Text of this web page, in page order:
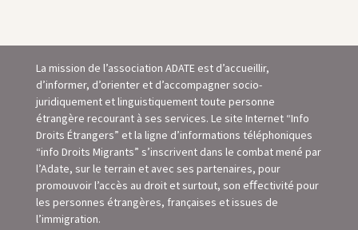
La mission de l’association ADATE est d’accueillir,
d’informer, d’orienter et d’accompagner socio-
juridiquement et linguistiquement toute personne
étrangère recourant à ses services. Le site Internet “Info
Droits Étrangers” et la ligne d’informations téléphoniques
“info Droits Migrants” s’inscrivent dans le combat mené par
l’Adate, sur le terrain et avec ses partenaires, pour
promouvoir l’accès au droit et surtout, son eﬀectivité pour
les personnes étrangères, françaises et issues de
l’immigration.